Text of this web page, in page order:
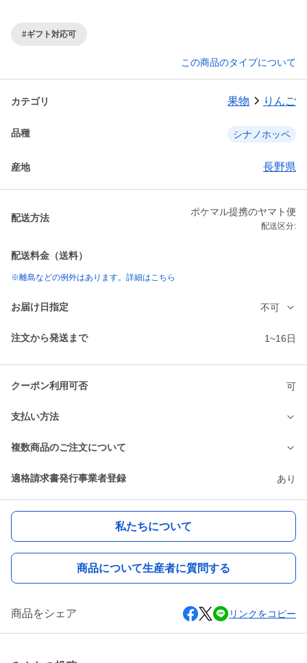
#ギフト対応可
この商品のタイプについて
カテゴリ 果物 りんご
品種 シナノホッペ
産地 長野県
配送方法
ポケマル提携のヤマト便
配送区分:
配送料金（送料）
※離島などの例外はあります。詳細はこちら
お届け日指定 不可
注文から発送まで 1~16日
クーポン利用可否 可
支払い方法
複数商品のご注文について
適格請求書発行事業者登録 あり
私たちについて
商品について生産者に質問する
商品をシェア リンクをコピー